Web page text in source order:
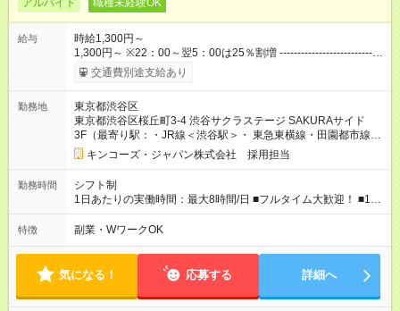
アルバイト 職種未経験OK
給与
時給1,300円～
1,300円～ ※22：00～翌5：00は25％割増 -----------------------------
---------------------------- ・配送スタッフは＋50円手当として加算さ
れます。 ・6か月ごとの業務評価で昇給あり！頑張っている人、
入社2か月後に時給が上がる可能性もあります。 【試用期間】試
用期間あり 試用期間の長さ：2ヶ月 雇用形態、給与は本採用時
と同じです。
交通費別途支給あり
勤務地
東京都渋谷区
東京都渋谷区桜丘町3-4 渋谷サクラステージ SAKURAサイド
3F（最寄り駅：・JR線＜渋谷駅＞・ 東急東横線・田園都市線・
東京メトロ銀座線・半蔵門線・副都心線＜渋谷駅＞・ 京王井の
頭線＜渋谷駅＞）
キンコーズ・ジャパン株式会社 採用担当
勤務時間
シフト制
1日あたりの実働時間：最大8時間/日 ■フルタイム大歓迎！ ■1日
6時間以上、週4日からOK ■シフト例 ※状況に応じて要相談 実
働8時間例：9:00～18:00、11:00～20:00 実働6時間例：11:00～
特徴 副業・WワークOK
気になる！ 応募する 詳細へ